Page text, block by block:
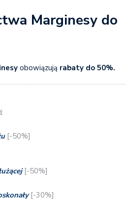
Marginesy do
obowiązują rabaty do 50%.
[-50%]
[-50%]
[-30%]